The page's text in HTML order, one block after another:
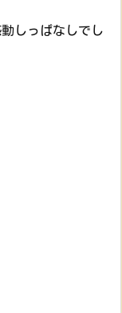
しっぱなしでし